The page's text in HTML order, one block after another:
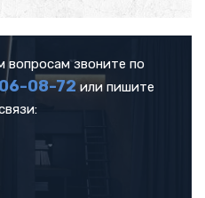
звоните по
08-72 или пишите